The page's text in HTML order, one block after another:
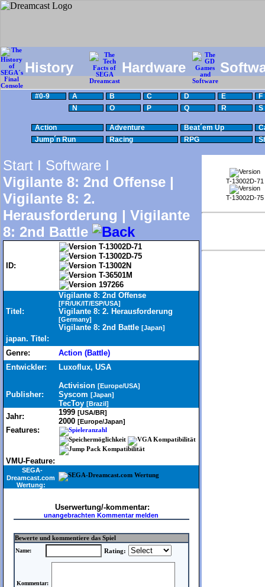
History Hardware
#0-9 A B C D E
F
N
O P Q R S
Action Adventure Beat´em Up
Jump´n Run
Racing RPG
Start I Software I
Vigilante 8: 2nd Offense |
Vigilante 8: 2.
Herausforderung | Vigilante
8: 2nd Battle
ID:
T-13002D-71
T-13002D-75
T-13002N
T-36501M
197266
Titel:
Vigilante 8: 2nd Offense
[FR/UK/IT/ESP/USA]
Vigilante 8: 2. Herausforderung
[Germany]
Vigilante 8: 2nd Battle [Japan]
japan. Titel:
Genre:
Action (Battle)
Entwickler:
Luxoflux, USA
Publisher:
Activision [Europe/USA]
Syscom [Japan]
TecToy [Brazil]
Jahr: 1999 [USA/BR]
2000 [Europe/Japan]
Features:
VMU-Feature:
SEGA-
Dreamcast.com
Wertung:
Userwertung/-kommentar:
unangebrachten Kommentar melden
Bewerte und kommentiere das Spiel
Name:
Rating:
Kommentar:
T-13002D-71
T-13002D-75